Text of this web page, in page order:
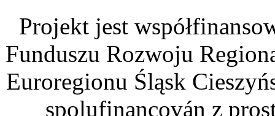
Projekt jest
Funduszu Rozwoju
Euroregionu Śląsk
spolufinancován z